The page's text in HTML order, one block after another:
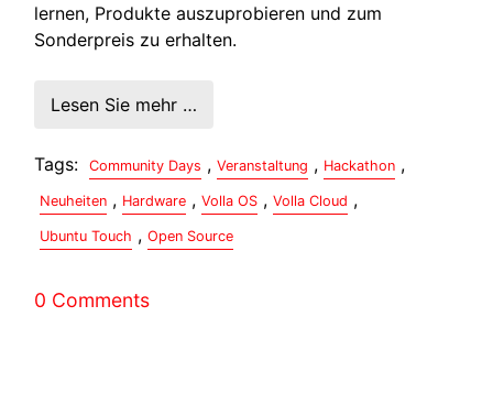
lernen, Produkte auszuprobieren und zum
Sonderpreis zu erhalten.
Lesen Sie mehr …
Tags: Community Days , Veranstaltung , Hackathon ,
Neuheiten , Hardware , Volla OS , Volla Cloud ,
Ubuntu Touch , Open Source
0 Comments